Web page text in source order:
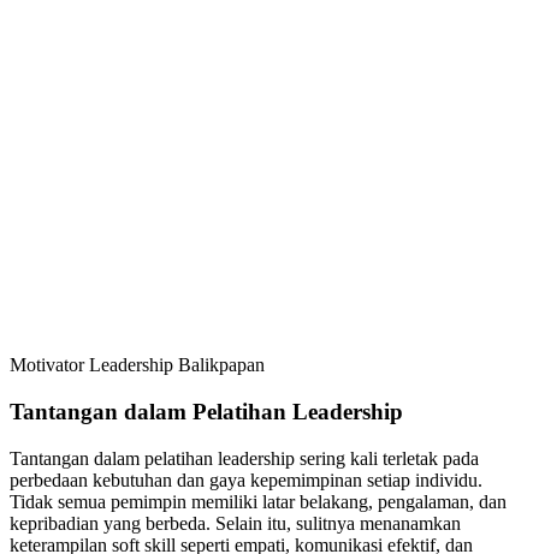
Motivator Leadership Balikpapan
Tantangan dalam Pelatihan Leadership
Tantangan dalam pelatihan leadership sering kali terletak pada
perbedaan kebutuhan dan gaya kepemimpinan setiap individu.
Tidak semua pemimpin memiliki latar belakang, pengalaman, dan
kepribadian yang berbeda. Selain itu, sulitnya menanamkan
keterampilan soft skill seperti empati, komunikasi efektif, dan